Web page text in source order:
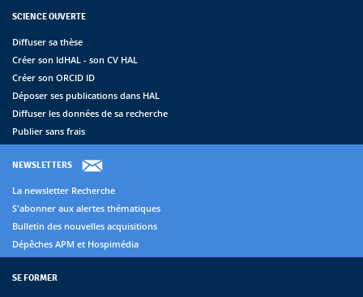
SCIENCE OUVERTE
Diffuser sa thèse
Créer son IdHAL - son CV HAL
Créer son ORCID ID
Déposer ses publications dans HAL
Diffuser les données de sa recherche
Publier sans frais
NEWSLETTERS
La newsletter Recherche
S'abonner aux alertes thématiques
Bulletin des nouvelles acquisitions
Dépêches APM et Hospimédia
SE FORMER